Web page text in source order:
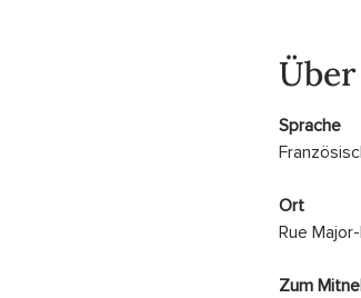
Sprache
Ort
Rue
Zum